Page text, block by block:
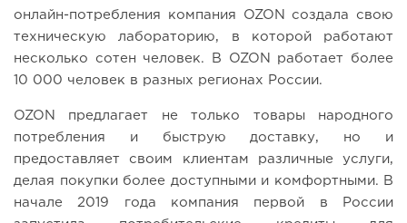
онлайн-потребления компания OZON создала свою
техническую лабораторию, в которой работают
несколько сотен человек. В OZON работает более
10 000 человек в разных регионах России.
OZON предлагает не только товары народного
потребления и быструю доставку, но и
предоставляет своим клиентам различные услуги,
делая покупки более доступными и комфортными. В
начале 2019 года компания первой в России